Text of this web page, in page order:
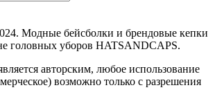
Модные бейсболки и брендовые кепки
головных уборов HATSANDCAPS.
авторским, любое использование
возможно только с разрешения